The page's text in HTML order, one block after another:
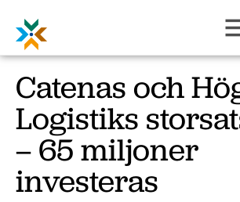
Catenas och
Logistiks
– 65 miljoner
investeras